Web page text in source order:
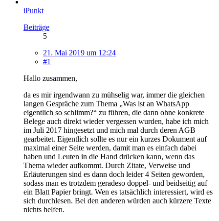
iPunkt
Beiträge
5
21. Mai 2019 um 12:24
#1
Hallo zusammen,
da es mir irgendwann zu mühselig war, immer die gleichen
langen Gespräche zum Thema „Was ist an WhatsApp
eigentlich so schlimm?“ zu führen, die dann ohne konkrete
Belege auch direkt wieder vergessen wurden, habe ich mich
im Juli 2017 hingesetzt und mich mal durch deren AGB
gearbeitet. Eigentlich sollte es nur ein kurzes Dokument auf
maximal einer Seite werden, damit man es einfach dabei
haben und Leuten in die Hand drücken kann, wenn das
Thema wieder aufkommt. Durch Zitate, Verweise und
Erläuterungen sind es dann doch leider 4 Seiten geworden,
sodass man es trotzdem geradeso doppel- und beidseitig auf
ein Blatt Papier bringt. Wen es tatsächlich interessiert, wird es
sich durchlesen. Bei den anderen würden auch kürzere Texte
nichts helfen.